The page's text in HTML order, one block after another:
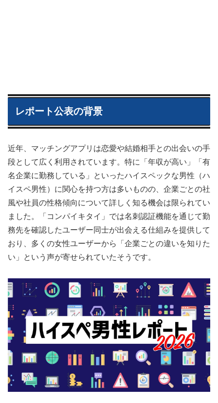
レポート公表の背景
近年、マッチングアプリは恋愛や結婚相手との出会いの手
段として広く利用されています。特に「年収が高い」「有
名企業に勤務している」といったハイスペックな男性（ハ
イスペ男性）に関心を持つ方は多いものの、企業ごとの社
風や社員の性格傾向について詳しく知る機会は限られてい
ました。「コンパイキタイ」では名刺認証機能を通じて勤
務先を確認したユーザー同士が出会える仕組みを提供して
おり、多くの女性ユーザーから「企業ごとの違いを知りた
い」という声が寄せられていたそうです。